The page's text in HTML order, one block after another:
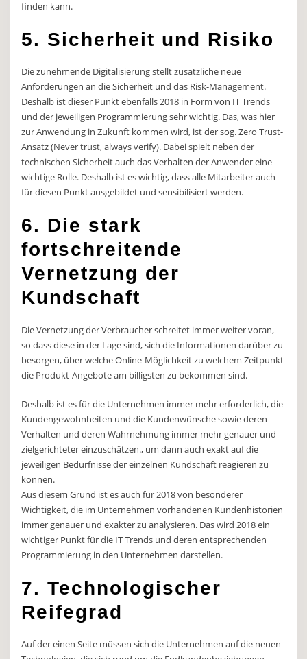
finden kann.
5. Sicherheit und Risiko
Die zunehmende Digitalisierung stellt zusätzliche neue
Anforderungen an die Sicherheit und das Risk-Management.
Deshalb ist dieser Punkt ebenfalls 2018 in Form von IT Trends
und der jeweiligen Programmierung sehr wichtig. Das, was hier
zur Anwendung in Zukunft kommen wird, ist der sog. Zero Trust-
Ansatz (Never trust, always verify). Dabei spielt neben der
technischen Sicherheit auch das Verhalten der Anwender eine
wichtige Rolle. Deshalb ist es wichtig, dass alle Mitarbeiter auch
für diesen Punkt ausgebildet und sensibilisiert werden.
6. Die stark
fortschreitende
Vernetzung der
Kundschaft
Die Vernetzung der Verbraucher schreitet immer weiter voran,
so dass diese in der Lage sind, sich die Informationen darüber zu
besorgen, über welche Online-Möglichkeit zu welchem Zeitpunkt
die Produkt-Angebote am billigsten zu bekommen sind.
Deshalb ist es für die Unternehmen immer mehr erforderlich, die
Kundengewohnheiten und die Kundenwünsche sowie deren
Verhalten und deren Wahrnehmung immer mehr genauer und
zielgerichteter einzuschätzen., um dann auch exakt auf die
jeweiligen Bedürfnisse der einzelnen Kundschaft reagieren zu
können.
Aus diesem Grund ist es auch für 2018 von besonderer
Wichtigkeit, die im Unternehmen vorhandenen Kundenhistorien
immer genauer und exakter zu analysieren. Das wird 2018 ein
wichtiger Punkt für die IT Trends und deren entsprechenden
Programmierung in den Unternehmen darstellen.
7. Technologischer
Reifegrad
Auf der einen Seite müssen sich die Unternehmen auf die neuen